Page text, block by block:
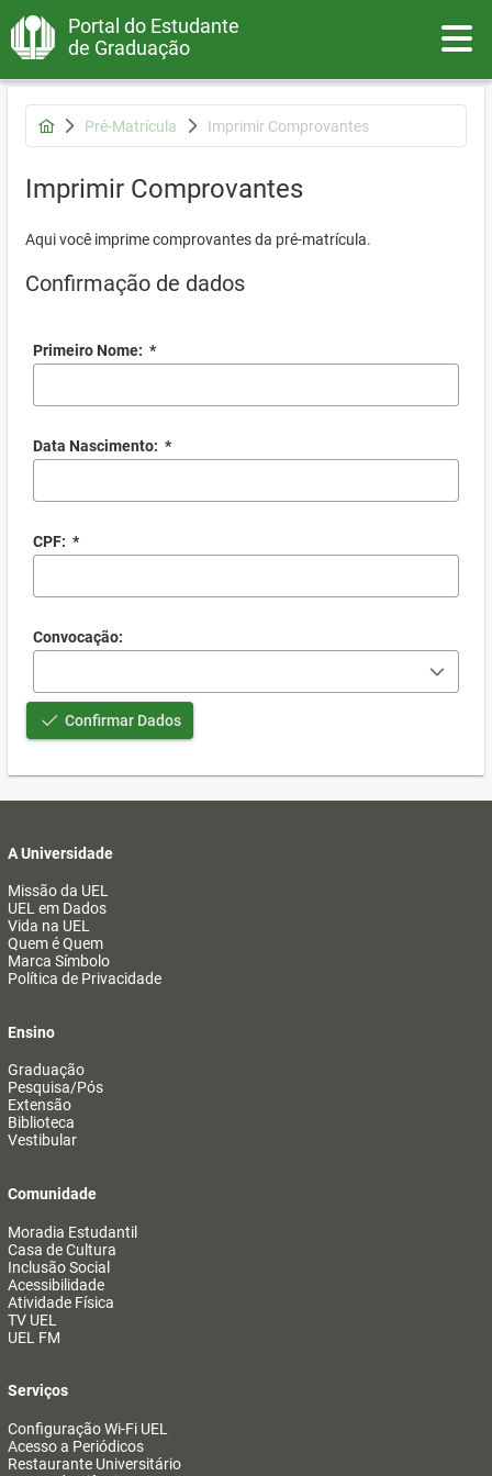
Portal do Estudante
de Graduação
Pré-Matrícula Imprimir Comprovantes
Imprimir Comprovantes
Aqui você imprime comprovantes da pré-matrícula.
Confirmação de dados
Primeiro Nome: *
Data Nascimento: *
CPF: *
Convocação:
Confirmar Dados
A Universidade
Missão da UEL
UEL em Dados
Vida na UEL
Quem é Quem
Marca Símbolo
Política de Privacidade
Ensino
Graduação
Pesquisa/Pós
Extensão
Biblioteca
Vestibular
Comunidade
Moradia Estudantil
Casa de Cultura
Inclusão Social
Acessibilidade
Atividade Física
TV UEL
UEL FM
Serviços
Configuração Wi-Fi UEL
Acesso a Periódicos
Restaurante Universitário